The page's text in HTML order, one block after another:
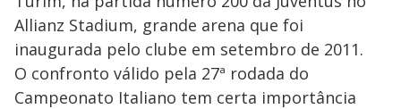
Allianz Stadium, grande arena que foi
inaugurada pelo clube em setembro de 2011.
O confronto válido pela 27ª rodada do
Campeonato Italiano tem certa importância